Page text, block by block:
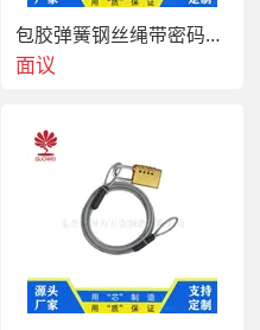
包胶弹簧钢丝绳带密码锁 PU半透明弹簧线
面议